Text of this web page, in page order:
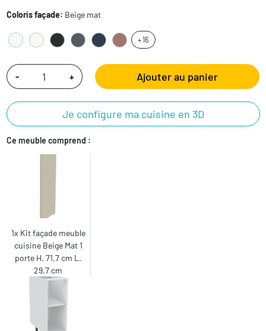
Coloris façade: Beige mat
+ 16
- + Ajouter au panier
Je configure ma cuisine en 3D
Ce meuble comprend :
1x Kit façade meuble
cuisine Beige Mat 1
porte H. 71,7 cm L.
29,7 cm